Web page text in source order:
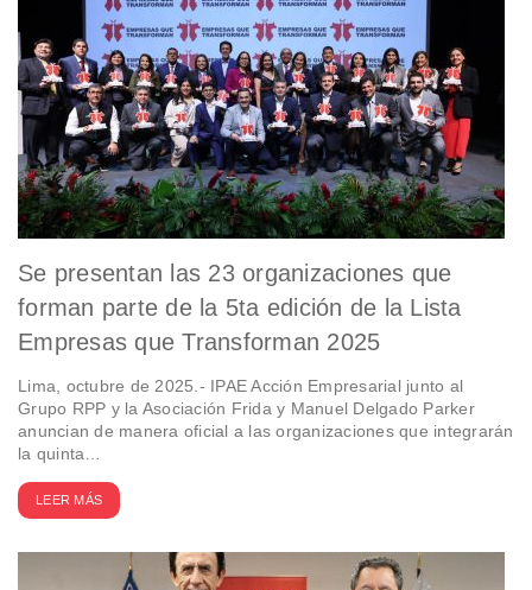
Se presentan las 23 organizaciones que
forman parte de la 5ta edición de la Lista
Empresas que Transforman 2025
Lima, octubre de 2025.- IPAE Acción Empresarial junto al
Grupo RPP y la Asociación Frida y Manuel Delgado Parker
anuncian de manera oficial a las organizaciones que integrarán
la quinta…
LEER MÁS